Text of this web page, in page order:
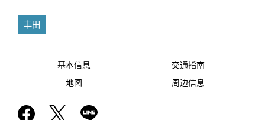
丰田
基本信息
交通指南
地图
周边信息